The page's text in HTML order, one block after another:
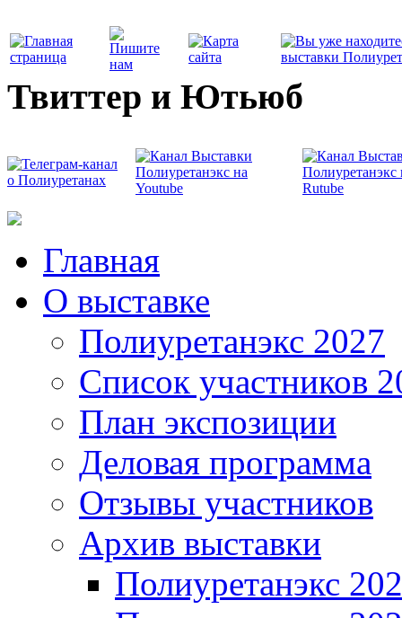
Твиттер и Ютьюб
Главная
О выставке
Полиуретанэкс 2027
Список участников
План экспозиции
Деловая программа
Отзывы участников
Архив выставки
Полиуретанэкс